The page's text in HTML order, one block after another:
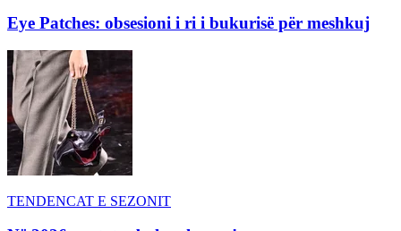
Eye Patches: obsesioni i ri i bukurisë për meshkuj
TENDENCAT E SEZONIT